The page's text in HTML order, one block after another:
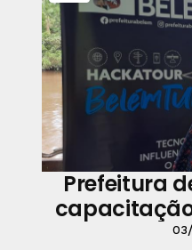
Prefeitura
da